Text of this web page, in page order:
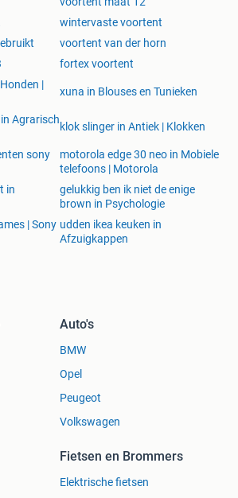
VOORTENT
8 825-850 Cm € 2.362,00 € 1.181,00
9 850-875 Cm € 2.476,00 € 1.238,00
10 875-900 Cm € 2.588,00 € 1.294,00
11 900-925 Cm € 2.700,00 € 1.350,00
12 925-950 Cm € 2.812,00 € 1.406,00
13 950-975 Cm € 2.926,00 € 1.463,00
14 975-1000 Cm € 3.038,00 €
stuks op voorraad !!!!
€ 524,00 € 262,00
€ 638,00 € 319,00
wintervaste voortent
voortent van der horn
fortex voortent
|
xuna in Blouses en Tunieken
Agrarisch
klok slinger in Antiek | Klokken
sony
motorola edge 30 neo in Mobiele
telefoons | Motorola
in
gelukkig ben ik niet de enige
brown in Psychologie
| Sony udden ikea keuken in
Afzuigkappen
Auto's
BMW
Opel
Peugeot
Volkswagen
Fietsen en Brommers
Elektrische fietsen